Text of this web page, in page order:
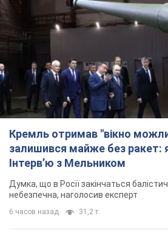
Кремль отримав "вікно
залишився майже без ракет:
Інтерв’ю з Мельником
Думка, що в Росії закінчаться
небезпечна, наголосив експерт
6 часов назад 31,2 т.